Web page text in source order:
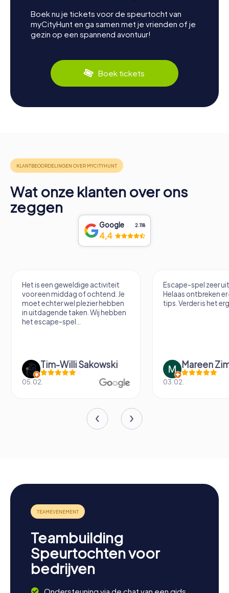
Boek nu je tickets voor de speurtocht van
myCityHunt en ga samen met je vrienden of je
gezin op een spannend avontuur!
Boek tickets
Wat onze klanten over ons
zeggen
Google 2.118
4,4
Het is een geweldige activiteit
voor een middag of ochtend. Je
moet echter wel plezier hebben
in uitdagende taken. Wij hebben
het escape-spel...
Tim-Willi Sakowski
05.02.
Escape-spel zeer
Helaas ontbreken er
tips. Verder is het
Mareen
03.02.
Teambuilding
Speurtochten voor
bedrijven